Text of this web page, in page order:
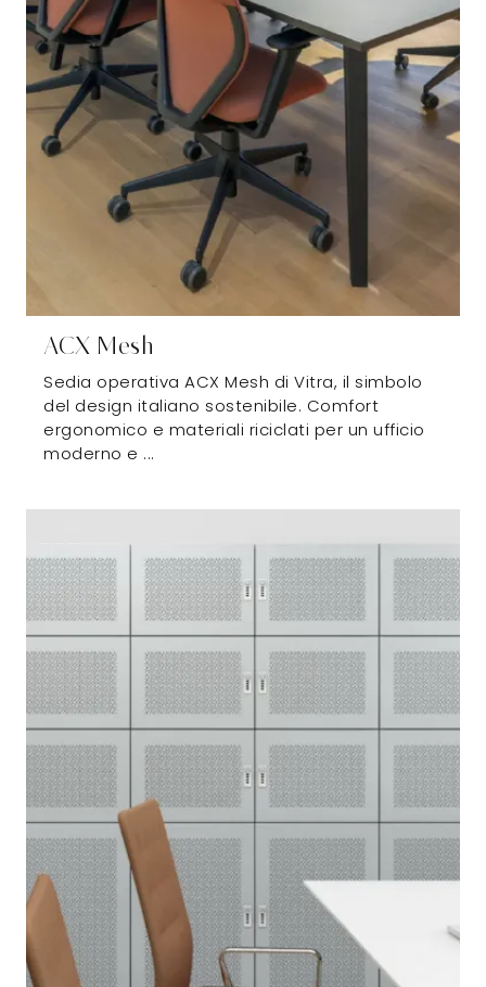
ACX Mesh
Sedia operativa ACX Mesh di Vitra, il simbolo
del design italiano sostenibile. Comfort
ergonomico e materiali riciclati per un ufficio
moderno e ...